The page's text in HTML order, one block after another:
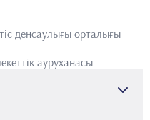
денсаулығы орталығы
ауруханасы